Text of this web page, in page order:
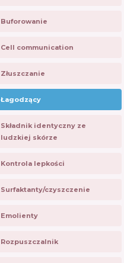
Buforowanie
Cell communication
Złuszczanie
Łagodzący
Składnik identyczny ze
ludzkiej skórze
Kontrola lepkości
Surfaktanty/czyszczenie
Emolienty
Rozpuszczalnik